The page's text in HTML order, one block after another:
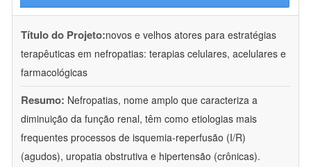
Título do Projeto:novos e velhos atores para estratégias
terapêuticas em nefropatias: terapias celulares, acelulares e
farmacológicas
Resumo: Nefropatias, nome amplo que caracteriza a
diminuição da função renal, têm como etiologias mais
frequentes processos de isquemia-reperfusão (I/R)
(agudos), uropatia obstrutiva e hipertensão (crônicas).